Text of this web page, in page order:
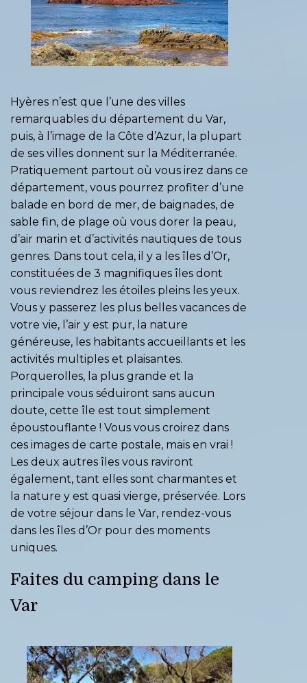
Hyères n’est que l’une des villes
remarquables du département du Var,
puis, à l’image de la Côte d’Azur, la plupart
de ses villes donnent sur la Méditerranée.
Pratiquement partout où vous irez dans ce
département, vous pourrez profiter d’une
balade en bord de mer, de baignades, de
sable fin, de plage où vous dorer la peau,
d’air marin et d’activités nautiques de tous
genres. Dans tout cela, il y a les îles d’Or,
constituées de 3 magnifiques îles dont
vous reviendrez les étoiles pleins les yeux.
Vous y passerez les plus belles vacances de
votre vie, l’air y est pur, la nature
généreuse, les habitants accueillants et les
activités multiples et plaisantes.
Porquerolles, la plus grande et la
principale vous séduiront sans aucun
doute, cette île est tout simplement
époustouflante ! Vous vous croirez dans
ces images de carte postale, mais en vrai !
Les deux autres îles vous raviront
également, tant elles sont charmantes et
la nature y est quasi vierge, préservée. Lors
de votre séjour dans le Var, rendez-vous
dans les îles d’Or pour des moments
uniques.
Faites du camping dans le
Var